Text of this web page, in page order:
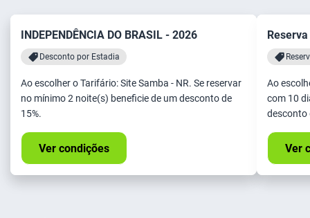
INDEPENDÊNCIA DO BRASIL - 2026
Desconto por Estadia
Ao escolher o Tarifário: Site Samba - NR. Se reservar
no mínimo 2 noite(s) beneficie de um desconto de
15%.
Ver condições
Ao
com 10
desconto
Ver